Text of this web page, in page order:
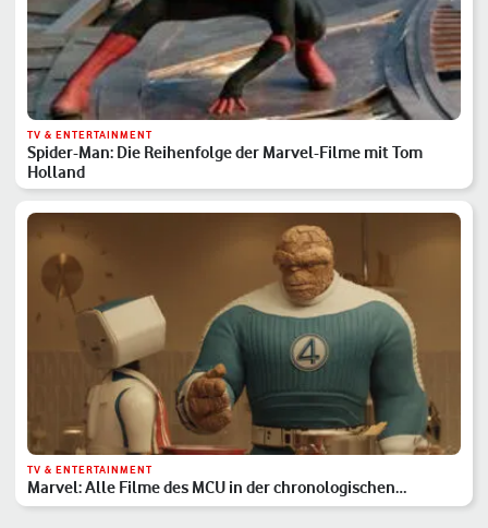
TV & ENTERTAINMENT
Spider-Man: Die Reihenfolge der Marvel-Filme mit Tom
Holland
TV & ENTERTAINMENT
Marvel: Alle Filme des MCU in der chronologischen
Reihenfolge